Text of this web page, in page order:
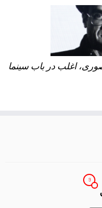
اغلب در باب سینما
9